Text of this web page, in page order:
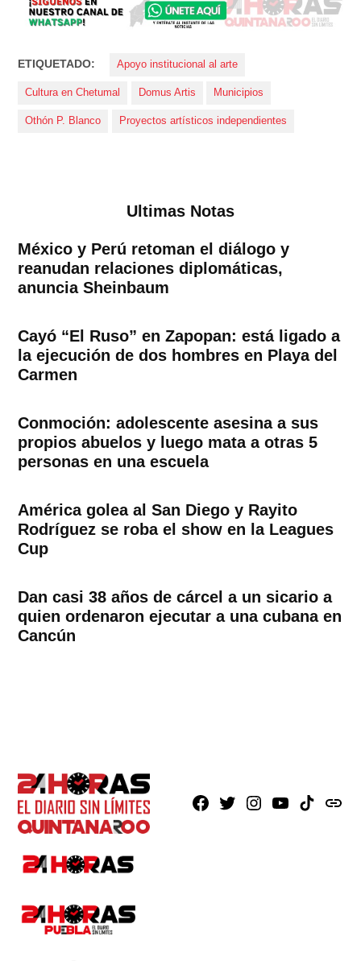
ETIQUETADO: Apoyo institucional al arte
Cultura en Chetumal Domus Artis Municipios
Othón P. Blanco Proyectos artísticos independientes
Ultimas Notas
México y Perú retoman el diálogo y
reanudan relaciones diplomáticas,
anuncia Sheinbaum
Cayó “El Ruso” en Zapopan: está ligado a
la ejecución de dos hombres en Playa del
Carmen
Conmoción: adolescente asesina a sus
propios abuelos y luego mata a otras 5
personas en una escuela
América golea al San Diego y Rayito
Rodríguez se roba el show en la Leagues
Cup
Dan casi 38 años de cárcel a un sicario a
quien ordenaron ejecutar a una cubana en
Cancún
Facebook
X Instagram
YoutubeTikTokissuu